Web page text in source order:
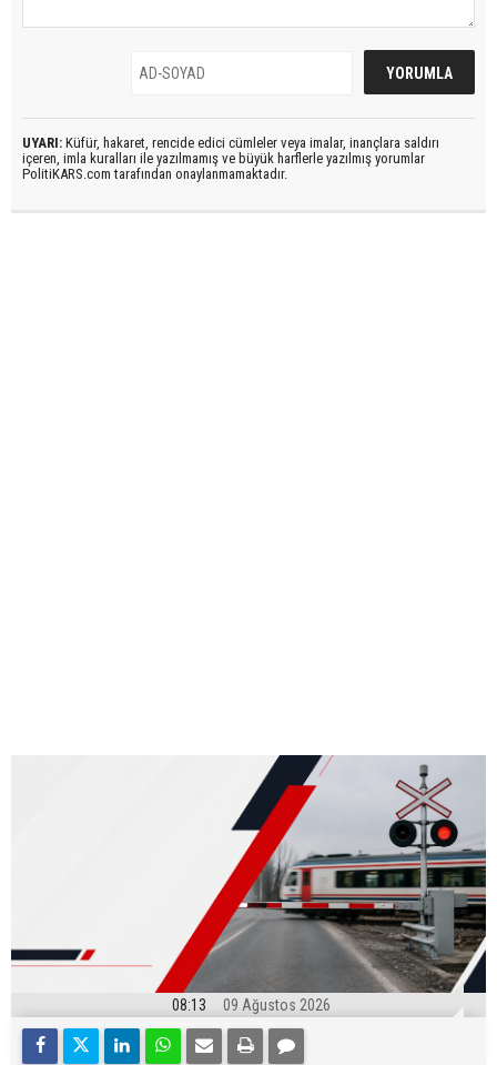
UYARI: Küfür, hakaret, rencide edici cümleler veya imalar, inançlara saldırı
içeren, imla kuralları ile yazılmamış ve büyük harflerle yazılmış yorumlar
PolitiKARS.com tarafından onaylanmamaktadır.
08:13 09 Ağustos 2026